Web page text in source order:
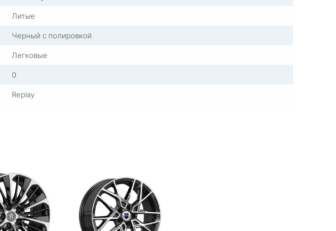
Литые
Черный с полировкой
Легковые
0
Replay